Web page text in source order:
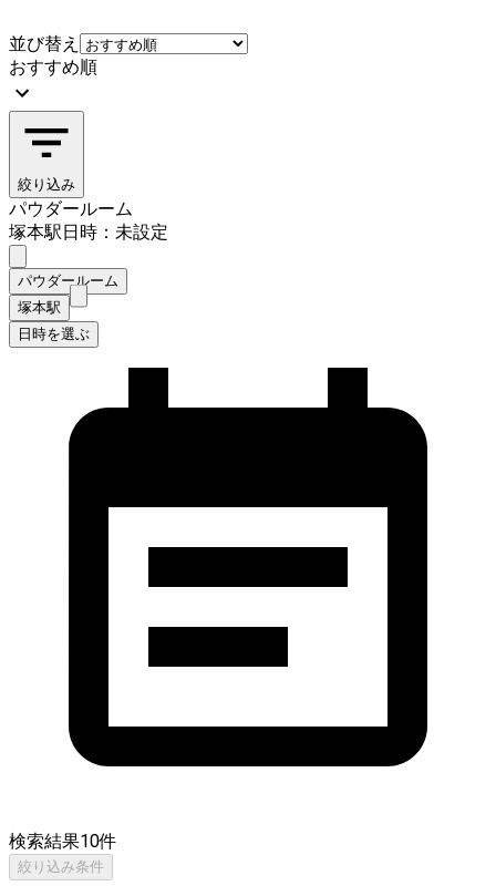
並び替え
おすすめ順
絞り込み
パウダールーム
塚本駅日時：未設定
パウダールーム
塚本駅
日時を選ぶ
検索結果10件
絞り込み条件